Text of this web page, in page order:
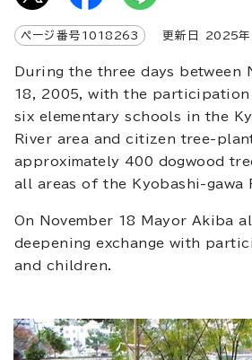
ページ番号 1018263 更新日 2025
During the three days between
18, 2005, with the
six elementary schools in the
River area and citizen tree-
approximately 400 dogwood
all areas of the Kyobashi-gawa
On November 18 Mayor Akiba
deepening exchange with
and children.